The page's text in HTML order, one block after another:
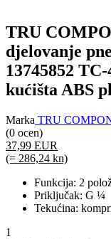
TRU
djelovanje
13745852
kućišta ABS
Marka TRU
(0 ocen)
37,99 EUR
(= 286,24 kn)
Funkcija: 2
Priključak: G ¼
Tekućina:
1